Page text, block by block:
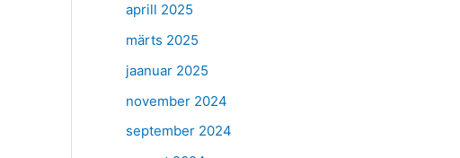
aprill 2025
märts 2025
jaanuar 2025
november 2024
september 2024